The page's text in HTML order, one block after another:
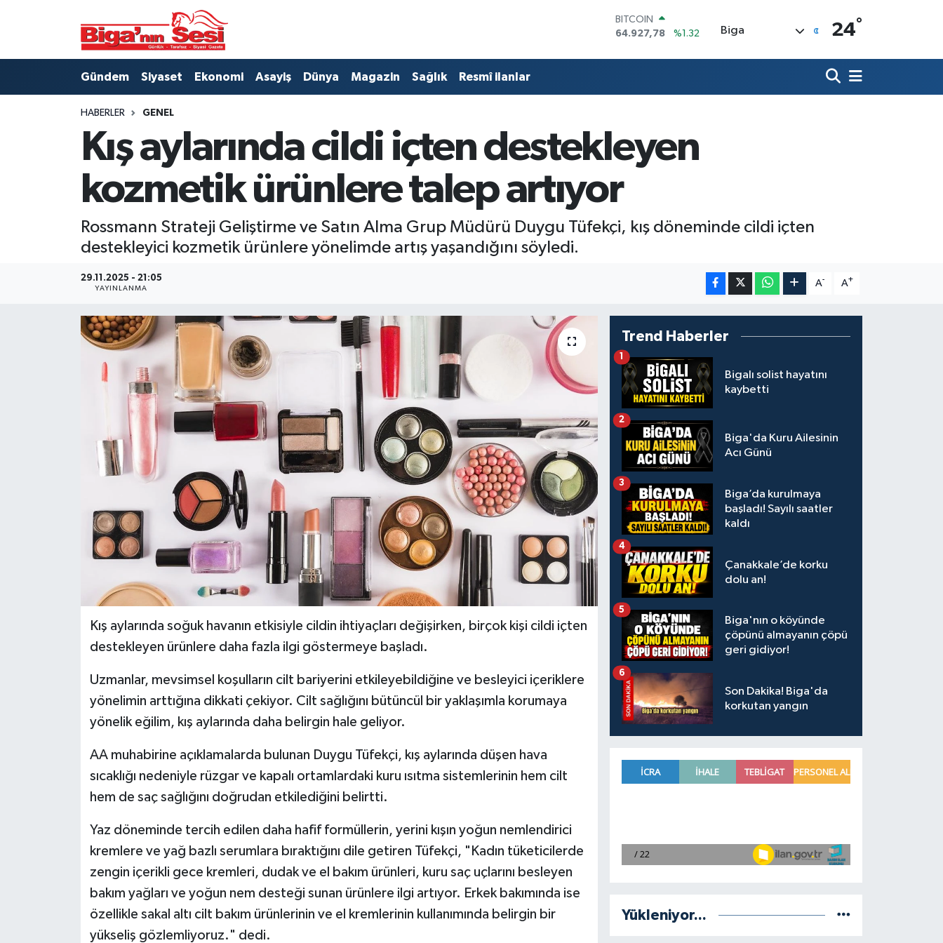
DOLAR
47,5894
%0.08
64,1581
%0.16
13.703
%11
BITCOIN
Biga 24°
Gündem Siyaset Ekonomi Asayiş Dünya Magazin Sağlık Resmî ilanlar
HABERLER GENEL
Kış aylarında cildi içten destekleyen
kozmetik ürünlere talep artıyor
Rossmann Strateji Geliştirme ve Satın Alma Grup Müdürü Duygu Tüfekçi, kış döneminde cildi içten
destekleyici kozmetik ürünlere yönelimde artış yaşandığını söyledi.
29.11.2025 - 21:05
YAYINLANMA
A- A+
Kış aylarında soğuk havanın etkisiyle cildin ihtiyaçları değişirken, birçok kişi cildi içten
destekleyen ürünlere daha fazla ilgi göstermeye başladı.
Uzmanlar, mevsimsel koşulların cilt bariyerini etkileyebildiğine ve besleyici içeriklere
yönelimin arttığına dikkati çekiyor. Cilt sağlığını bütüncül bir yaklaşımla korumaya
yönelik eğilim, kış aylarında daha belirgin hale geliyor.
AA muhabirine açıklamalarda bulunan Duygu Tüfekçi, kış aylarında düşen hava
sıcaklığı nedeniyle rüzgar ve kapalı ortamlardaki kuru ısıtma sistemlerinin hem cilt
hem de saç sağlığını doğrudan etkilediğini belirtti.
Yaz döneminde tercih edilen daha hafif formüllerin, yerini kışın yoğun nemlendirici
kremlere ve yağ bazlı serumlara bıraktığını dile getiren Tüfekçi, "Kadın tüketicilerde
zengin içerikli gece kremleri, dudak ve el bakım ürünleri, kuru saç uçlarını besleyen
bakım yağları ve yoğun nem desteği sunan ürünlere ilgi artıyor. Erkek bakımında ise
özellikle sakal altı cilt bakım ürünlerinin ve el kremlerinin kullanımında belirgin bir
yükseliş gözlemliyoruz." dedi.
Trend Haberler
Bigalı solist hayatını
kaybetti
1
Biga'da Kuru Ailesinin
Acı Günü
2
Biga’da kurulmaya
başladı! Sayılı saatler
kaldı
3
Çanakkale’de korku
dolu an!
4
Biga'nın o köyünde
çöpünü almayanın çöpü
geri gidiyor!
5
Son Dakika! Biga'da
korkutan yangın
6
Yükleniyor...
Belediye
Gündem
Hava Durumu
Kültür Sanat
Otomobil
Resmî ilanlar
Tarım ve Ekonomi
Çanakkale Hava Durumu
Tüm Manşetler
Son Dakika Haberleri
Haber Arşivi